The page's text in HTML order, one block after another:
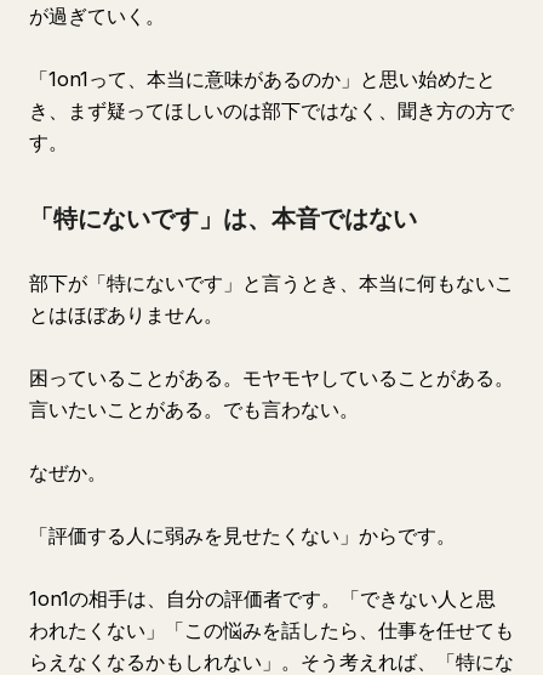
が過ぎていく。
「1on1って、本当に意味があるのか」と思い始めたと
き、まず疑ってほしいのは部下ではなく、聞き方の方で
す。
「特にないです」は、本音ではない
部下が「特にないです」と言うとき、本当に何もないこ
とはほぼありません。
困っていることがある。モヤモヤしていることがある。
言いたいことがある。でも言わない。
なぜか。
「評価する人に弱みを見せたくない」からです。
1on1の相手は、自分の評価者です。「できない人と思
われたくない」「この悩みを話したら、仕事を任せても
らえなくなるかもしれない」。そう考えれば、「特にな